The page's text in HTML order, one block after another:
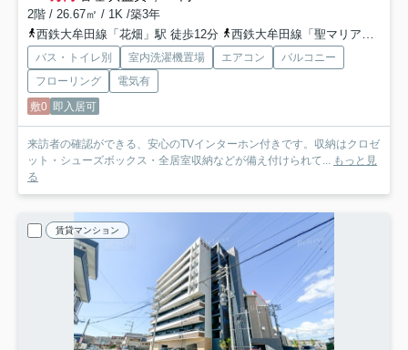
2階 / 26.67㎡ / 1K /築3年
西鉄大牟田線「花畑」駅 徒歩12分
西鉄大牟田線「聖マリア病院前」駅 徒歩13分
バス・トイレ別 室内洗濯機置場 エアコン
バルコニー
フローリング
電気有
敷0 即入居可
来訪者の確認ができる、安心のTVインターホン付きです。収納はクロゼ
ット・シューズボックス・全居室収納などが備え付けられて...
もっと見
る
賃貸マンション